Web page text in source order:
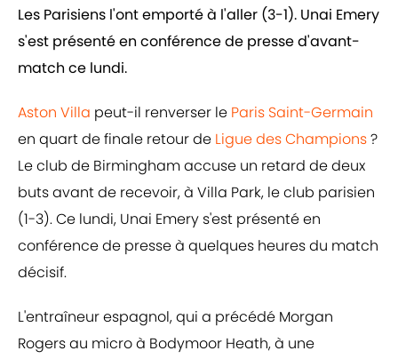
Les Parisiens l'ont emporté à l'aller (3-1). Unai Emery
s'est présenté en conférence de presse d'avant-
match ce lundi.
Aston Villa peut-il renverser le Paris Saint-Germain
en quart de finale retour de Ligue des Champions?
Le club de Birmingham accuse un retard de deux
buts avant de recevoir, à Villa Park, le club parisien
(1-3). Ce lundi, Unai Emery s'est présenté en
conférence de presse à quelques heures du match
décisif.
L'entraîneur espagnol, qui a précédé Morgan
Rogers au micro à Bodymoor Heath, à une